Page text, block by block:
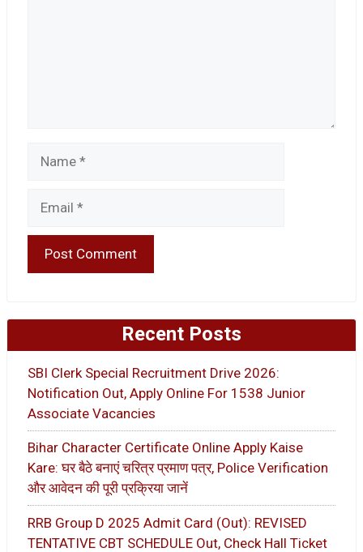
Recent Posts
SBI Clerk Special Recruitment Drive 2026:
Notification Out, Apply Online For 1538 Junior
Associate Vacancies
Bihar Character Certificate Online Apply Kaise
Kare: घर बैठे बनाएं चरित्र प्रमाण पत्र, Police Verification
और आवेदन की पूरी प्रक्रिया जानें
RRB Group D 2025 Admit Card (Out): REVISED
TENTATIVE CBT SCHEDULE Out, Check Hall Ticket